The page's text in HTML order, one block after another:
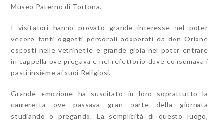
Museo Paterno di Tortona.
I visitatori hanno provato grande interesse nel poter
vedere tanti oggetti personali adoperati da don Orione
esposti nelle vetrinette e grande gioia nel poter entrare
in cappella ove pregava e nel refettorio dove consumava i
pasti insieme ai suoi Religiosi.
Grande emozione ha suscitato in loro soprattutto la
cameretta ove passava gran parte della giornata
studiando o pregando. La semplicità di questo luogo,